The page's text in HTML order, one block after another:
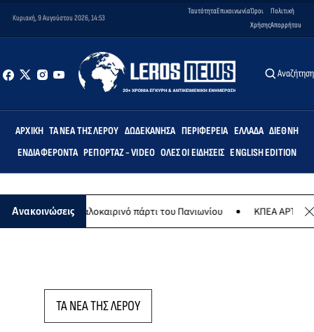
Κυριακή, 9 Αυγούστου 2026, 14:53
ΤαυτότηταΕπικοινωνίαΌροι
Χρήσης
Πολιτική
Απορρήτου
Αναζήτηση
ΑΡΧΙΚΉ ΤΑ ΝΈΑ ΤΗΣ ΛΈΡΟΥ ΔΩΔΕΚΆΝΗΣΑ ΠΕΡΙΦΈΡΕΙΑ ΕΛΛΆΔΑ ΔΙΕΘΝΉ
ΕΝΔΙΑΦΈΡΟΝΤΑ ΡΕΠΟΡΤΆΖ - VIDEO ΌΛΕΣ ΟΙ ΕΙΔΉΣΕΙΣ ENGLISH EDITION
Ανακοινώσεις
το καλοκαιρινό πάρτι του Πανιωνίου ΚΠΕΑ ΑΡΤΕΜΙΣ:
ΤΑ ΝΕΑ ΤΗΣ ΛΕΡΟΥ